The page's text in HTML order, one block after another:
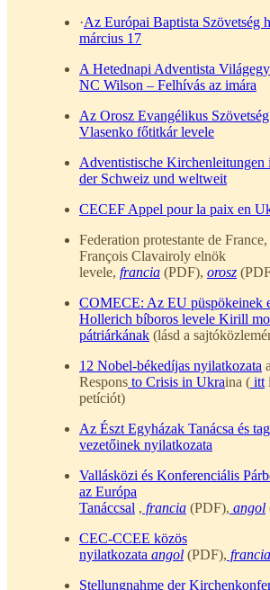
·Az Európai Baptista Szövetség
március 17
A Hetednapi Adventista
NC Wilson – Felhívás az imára
Az Orosz Evangélikus
Vlasenko főtitkár levele
Adventistische Kirchenleitungen
der Schweiz und weltweit
CECEF Appel pour la paix en
Federation protestante de France,
François Clavairoly elnök
levele, francia (PDF), orosz
COMECE: Az EU püspökeinek
Hollerich bíboros levele Kirill
pátriárkának (lásd a
12 Nobel-békedíjas nyilatkozata
Respons to Crisis in Ukraina ( itt
petíciót)
Az Észt Egyházak Tanácsa és
vezetőinek nyilatkozata
Vallásközi és Konferenciális
az Európa
Tanáccsal , francia (PDF), angol
CEC-CCEE közös
nyilatkozata angol (PDF), francia
Stellungnahme der